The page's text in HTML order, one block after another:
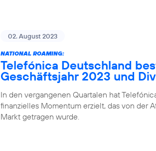
02. August 2023
NATIONAL ROAMING:
Telefónica Deutschland
Geschäftsjahr 2023 und
In den vergangenen Quartalen hat
finanzielles Momentum erzielt, das von der
Markt getragen wurde.